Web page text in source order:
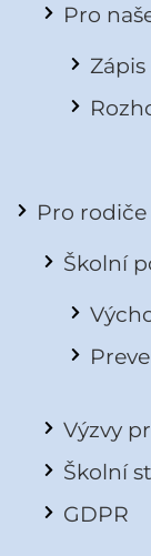
Pro
Pro rodiče
Školní
Výzvy
Školní
GDPR